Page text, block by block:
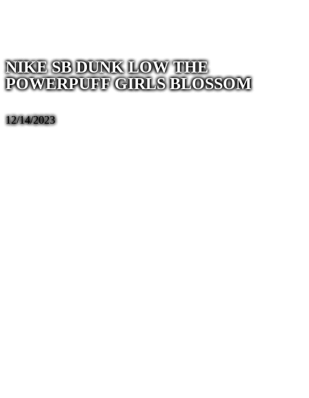
NIKE SB DUNK LOW THE
POWERPUFF GIRLS BLOSSOM
12/14/2023